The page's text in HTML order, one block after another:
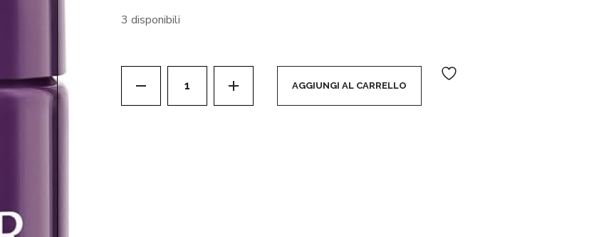
3 disponibili
UNICA - CREMA RIDENSIFICANTE ANTI-BORSE CONTORNO OCCHI quantity
AGGIUNGI AL CARRELLO